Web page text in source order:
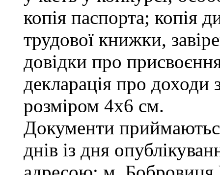
копія паспорта; копія
трудової книжки,
довідки про
декларація про доходи
розміром 4х6 см.
Документи
днів із дня